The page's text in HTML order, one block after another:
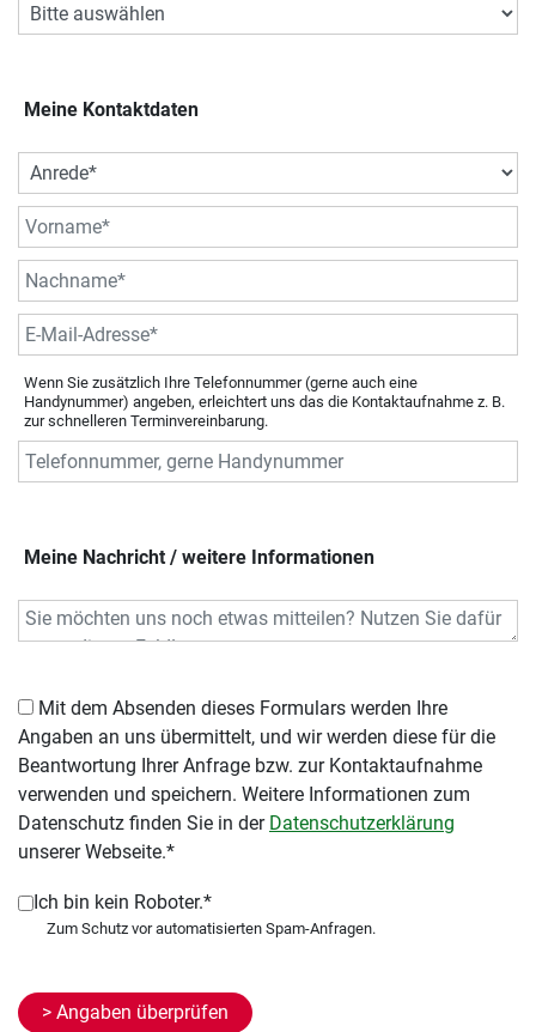
Meine Kontaktdaten
Wenn Sie zusätzlich Ihre Telefonnummer (gerne auch eine
Handynummer) angeben, erleichtert uns das die Kontaktaufnahme z. B.
zur schnelleren Terminvereinbarung.
Meine Nachricht / weitere Informationen
Angaben an uns übermittelt, und wir werden diese für die
Beantwortung Ihrer Anfrage bzw. zur Kontaktaufnahme
verwenden und speichern. Weitere Informationen zum
Datenschutz finden Sie in der Datenschutzerklärung
unserer Webseite.*
Ich bin kein Roboter.*